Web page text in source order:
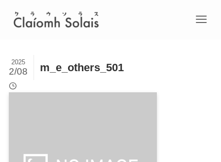
m_e_others_501
2025
2/08